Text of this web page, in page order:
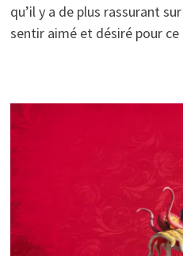
qu’il y a de plus rassurant
sentir aimé et désiré pour